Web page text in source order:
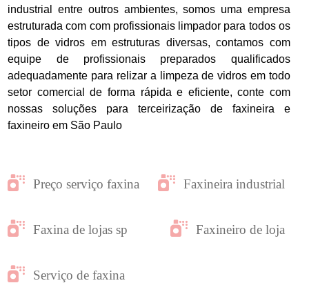
industrial entre outros ambientes, somos uma empresa
estruturada com com profissionais limpador para todos os
tipos de vidros em estruturas diversas, contamos com
equipe de profissionais preparados qualificados
adequadamente para relizar a limpeza de vidros em todo
setor comercial de forma rápida e eficiente, conte com
nossas soluções para terceirização de faxineira e
faxineiro em São Paulo
Preço serviço faxina Faxineira industrial
Faxina de lojas sp Faxineiro de loja
Serviço de faxina